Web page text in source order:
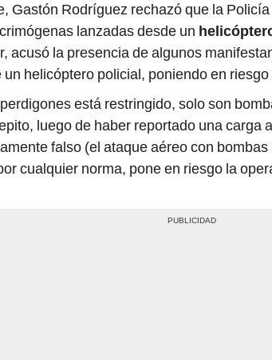
Gastón Rodríguez rechazó que la
lanzadas desde un
acusó la presencia de algunos
un helicóptero policial, poniendo en riesgo
está restringido, solo son
luego de haber reportado una
falso (el ataque aéreo con
cualquier norma, pone en riesgo la